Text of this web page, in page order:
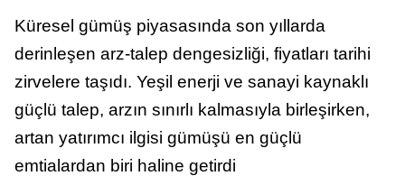
Küresel gümüş piyasasında son yıllarda
derinleşen arz-talep dengesizliği, fiyatları tarihi
zirvelere taşıdı. Yeşil enerji ve sanayi kaynaklı
güçlü talep, arzın sınırlı kalmasıyla birleşirken,
artan yatırımcı ilgisi gümüşü en güçlü
emtialardan biri haline getirdi